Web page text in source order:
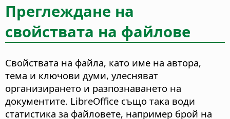
Преглеждане на
свойствата на файлове
Свойствата на файла, като име на автора,
тема и ключови думи, улесняват
организирането и разпознаването на
документите. LibreOffice също така води
статистика за файловете, например брой на